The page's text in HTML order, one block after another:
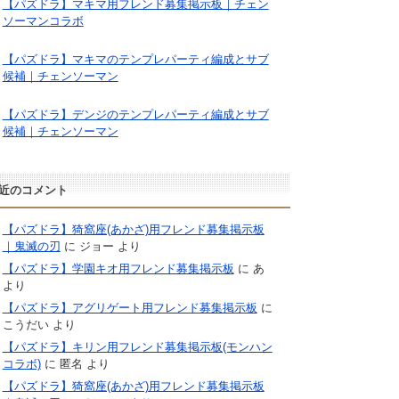
【パズドラ】マキマ用フレンド募集掲示板｜チェン
ソーマンコラボ
【パズドラ】マキマのテンプレパーティ編成とサブ
候補｜チェンソーマン
【パズドラ】デンジのテンプレパーティ編成とサブ
候補｜チェンソーマン
のコメント
【パズドラ】猗窩座(あかざ)用フレンド募集掲示板
｜鬼滅の刃 に ジョー より
【パズドラ】学園キオ用フレンド募集掲示板 に あ
より
【パズドラ】アグリゲート用フレンド募集掲示板 に
こうだいより
【パズドラ】キリン用フレンド募集掲示板(モンハン
コラボ)に 匿名 より
【パズドラ】猗窩座(あかざ)用フレンド募集掲示板